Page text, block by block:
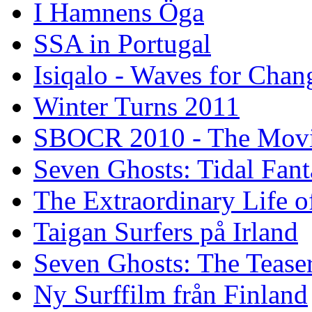
I Hamnens Öga
SSA in Portugal
Isiqalo - Waves for
Winter Turns 2011
SBOCR 2010 - The
Seven Ghosts: Tidal
The Extraordinary Life
Taigan Surfers på Irland
Seven Ghosts: The
Ny Surffilm från Finland